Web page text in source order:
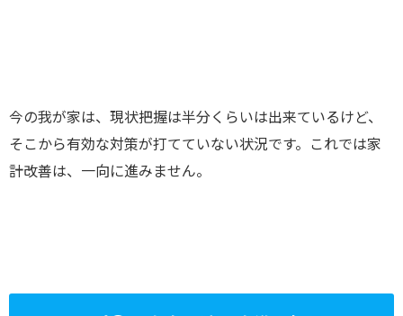
今の我が家は、現状把握は半分くらいは出来ているけど、
そこから有効な対策が打てていない状況です。これでは家
計改善は、一向に進みません。